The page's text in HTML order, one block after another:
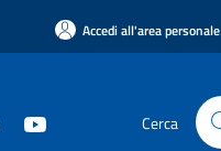
Accedi all'area personale
Cerca